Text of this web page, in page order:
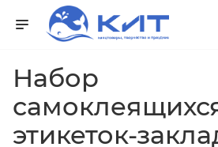
Набор
этикеток-